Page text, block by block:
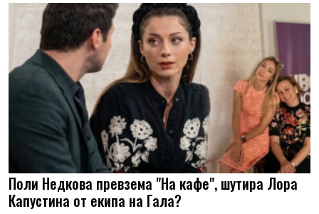
Поли Недкова превзема "На кафе", шутира Лора
Капустина от екипа на Гала?